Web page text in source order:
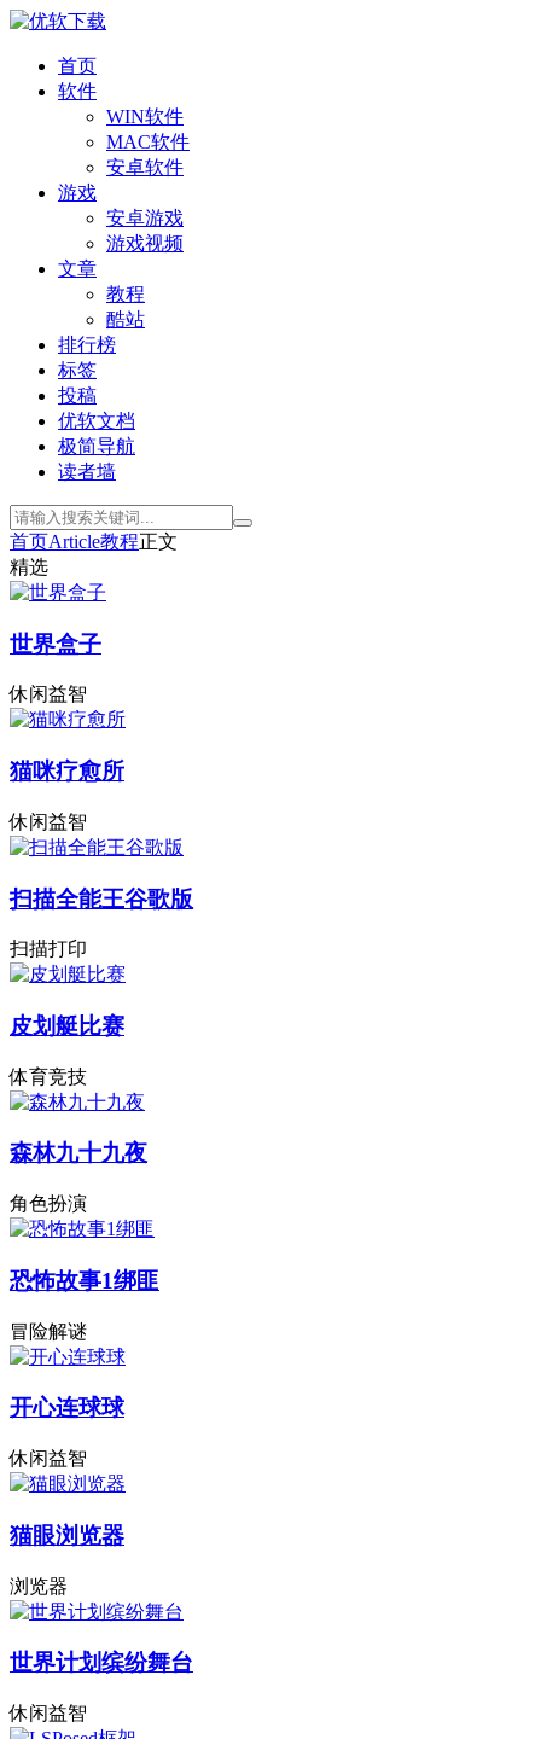
首页
软件
WIN软件
MAC软件
安卓软件
游戏
安卓游戏
游戏视频
文章
教程
酷站
排行榜
标签
投稿
优软文档
极简导航
读者墙
首页Article教程正文
精选
世界盒子
休闲益智
猫咪疗愈所
休闲益智
扫描全能王谷歌版
扫描打印
皮划艇比赛
体育竞技
森林九十九夜
角色扮演
恐怖故事1绑匪
冒险解谜
开心连球球
休闲益智
猫眼浏览器
浏览器
世界计划缤纷舞台
休闲益智